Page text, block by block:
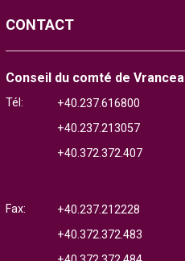
CONTACT
Conseil du comté de Vrancea
Tél:
+40.237.616800
+40.237.213057
+40.372.372.407
Fax:
+40.237.212228
+40.372.372.483